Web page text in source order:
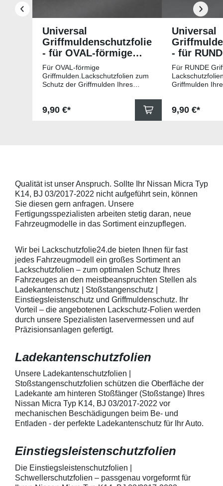
Universal
Griffmuldenschutzfolie
- für OVAL-förmige
Griffmulden
Für OVAL-förmige
Griffmulden.Lackschutzfolien zum
Schutz der Griffmulden Ihres
Schutzfolie gegen Kratzer in den
Griffmulden. Die Pads sind 78mm
beigelegter Anleitung) benetzen,
diese danach auflegen und mittig
anstreichen - anschließend die
Lackschutzfolie mittels Fön
erwärmen und von der Mitte
heraus in alle Richtungen
kontaktieren Sie uns bitte
telefonisch. Lieferumfang
transparente Lackschutzfolie 5
Stück Lackschutzpads für 5
Griffmulden / Griffschalen
Merkmale Spezielle Vinylfolie mit
bestmöglichem Schutz gegen
Kratzer und Abrieb Bestens
geeignet zum Schutz von
Fahrzeugkarosserien gegen
mechanische Einwirkung am
Fahrzeugkarosserien und
mechanische Einwirkung
entwickeltStärke der Folie beträgt
150 µmSchützt den wertvollen
Lack in der GriffmuldenKeine
unschönen Kratzer durch
Fingenägel oder Ringe in den
GriffmuldenSpezielle Vinylfolie mit
bestmöglichem Schutz gegen
Regulärer Preis:
9,90 €*
Universal
- für
Für RUNDE
Griffmulden
Die Pads sind
Schutzpads
sollten die
Folie mit
beigelegter
diese danach
anstreichen -
Lackschutzfolie
heraus in alle
ausstreichen.
kontaktieren
telefonisch.
geeignet zum
mechanische
zum Schutz von
150 µmSchützt
Lack in der
Fingenägel
Regulärer
9,90 €*
Qualität ist unser Anspruch. Sollte Ihr Nissan Micra Typ
K14, BJ 03/2017-2022 nicht aufgeführt sein, können
Sie diesen gern anfragen. Unsere
Fertigungsspezialisten arbeiten stetig daran, neue
Fahrzeugmodelle in das Sortiment einzupflegen.
Wir bei Lackschutzfolie24.de bieten Ihnen für fast
jedes Fahrzeugmodell ein großes Sortiment an
Lackschutzfolien – zum optimalen Schutz Ihres
Fahrzeuges an den meistbeanspruchten Stellen als
Ladekantenschutz | Stoßstangenschutz |
Einstiegsleistenschutz und Griffmuldenschutz. Ihr
Vorteil – die angebotenen Lackschutz-Folien werden
durch unsere Spezialisten laservermessen und auf
Präzisionsanlagen gefertigt.
Ladekantenschutzfolien
Unsere Ladekantenschutzfolien |
Stoßstangenschutzfolien schützen die Oberfläche der
Ladekante am hinteren Stoßfänger (Stoßstange) Ihres
Nissan Micra Typ K14, BJ 03/2017-2022 vor
mechanischen Beschädigungen beim Be- und
Entladen - der perfekte Ladekantenschutz für Ihr Auto.
Einstiegsleistenschutzfolien
Die Einstiegsleistenschutzfolien |
Schwellerschutzfolien – passgenau vorgeformt für